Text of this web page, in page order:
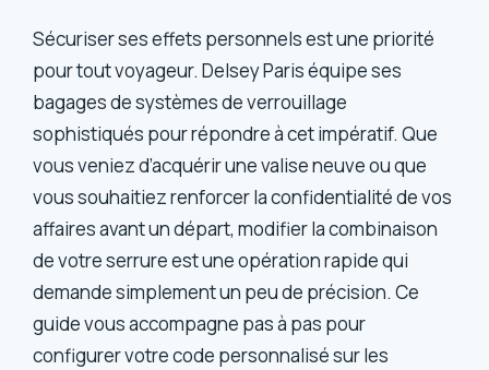
Sécuriser ses effets personnels est une priorité
pour tout voyageur. Delsey Paris équipe ses
bagages de systèmes de verrouillage
sophistiqués pour répondre à cet impératif. Que
vous veniez d’acquérir une valise neuve ou que
vous souhaitiez renforcer la confidentialité de vos
affaires avant un départ, modifier la combinaison
de votre serrure est une opération rapide qui
demande simplement un peu de précision. Ce
guide vous accompagne pas à pas pour
configurer votre code personnalisé sur les